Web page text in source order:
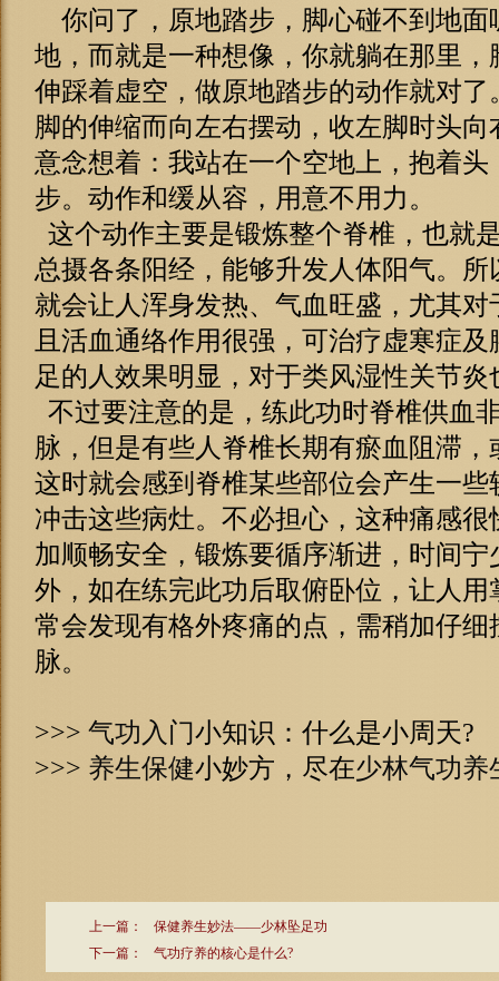
你问了，原地踏步，脚心碰不到地面
地，而就是一种想像，你就躺在那里
伸踩着虚空，做原地踏步的动作就对
脚的伸缩而向左右摆动，收左脚时头
意念想着：我站在一个空地上，抱着
步。动作和缓从容，用意不用力。
这个动作主要是锻炼整个脊椎，也就
总摄各条阳经，能够升发人体阳气。
就会让人浑身发热、气血旺盛，尤其
且活血通络作用很强，可治疗虚寒症
足的人效果明显，对于类风湿性关节
不过要注意的是，练此功时脊椎供血
脉，但是有些人脊椎长期有瘀血阻滞
这时就会感到脊椎某些部位会产生一
冲击这些病灶。不必担心，这种痛感
加顺畅安全，锻炼要循序渐进，时间
外，如在练完此功后取俯卧位，让人
常会发现有格外疼痛的点，需稍加仔
脉。
>>> 气功入门小知识：什么是小周
>>> 养生保健小妙方，尽在少林气功养
上一篇：
保健养生妙法——少林坠足功
下一篇：
气功疗养的核心是什么?